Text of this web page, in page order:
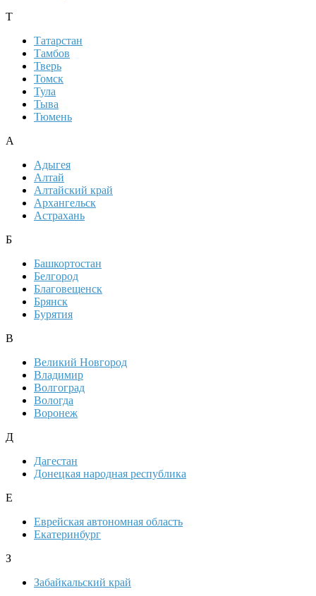
Т
Татарстан
Тамбов
Тверь
Томск
Тула
Тыва
Тюмень
А
Адыгея
Алтай
Алтайский край
Архангельск
Астрахань
Б
Башкортостан
Белгород
Благовещенск
Брянск
Бурятия
В
Великий Новгород
Владимир
Волгоград
Вологда
Воронеж
Д
Дагестан
Донецкая народная республика
Е
Еврейская автономная область
Екатеринбург
З
Забайкальский край